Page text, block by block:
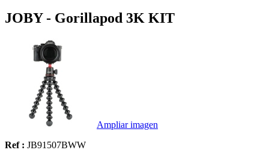
JOBY - Gorillapod 3K KIT
Ampliar imagen
Ref : JB91507BWW